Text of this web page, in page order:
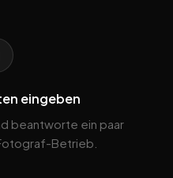
eingeben
beantworte ein paar
Betrieb.